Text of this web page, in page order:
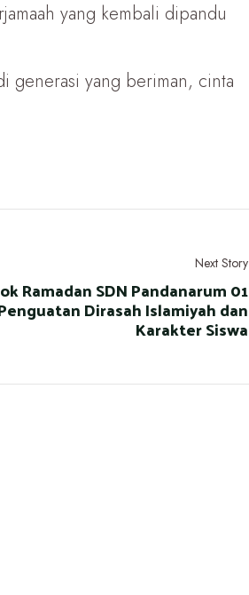
yang kembali dipandu
generasi yang beriman, cinta
Next Story
Ramadan SDN Pandanarum 01
Dirasah Islamiyah dan
Karakter Siswa